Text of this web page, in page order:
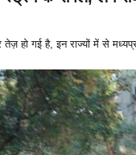
हो गई है, इन राज्यों में से